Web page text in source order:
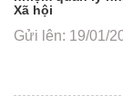
Xã hội
Gửi lên: 19/01/